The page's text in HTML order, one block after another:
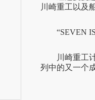
川崎重工以及
“SEVEN
川崎重工计
列中的又一个